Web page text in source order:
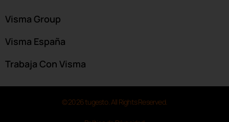
Visma Group
Visma España
Trabaja Con Visma
© 2026 tugesto. All Rights Reserved.